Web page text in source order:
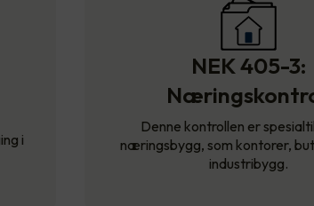
i
NEK 405-3:
Denne kontrollen er
næringsbygg, som kontorer,
industribygg.